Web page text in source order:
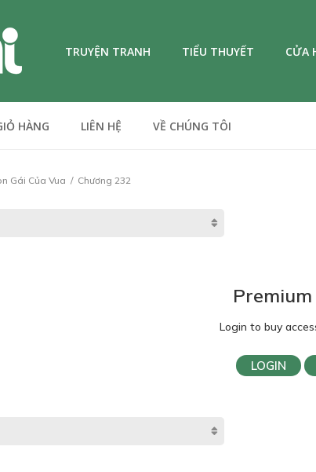
TRUYỆN TRANH TIỂU THUYẾT CỬA
HÀNG LIÊN HỆ VỀ CHÚNG TÔI
Gái Của Vua Chương 232
Login to buy
LOGIN